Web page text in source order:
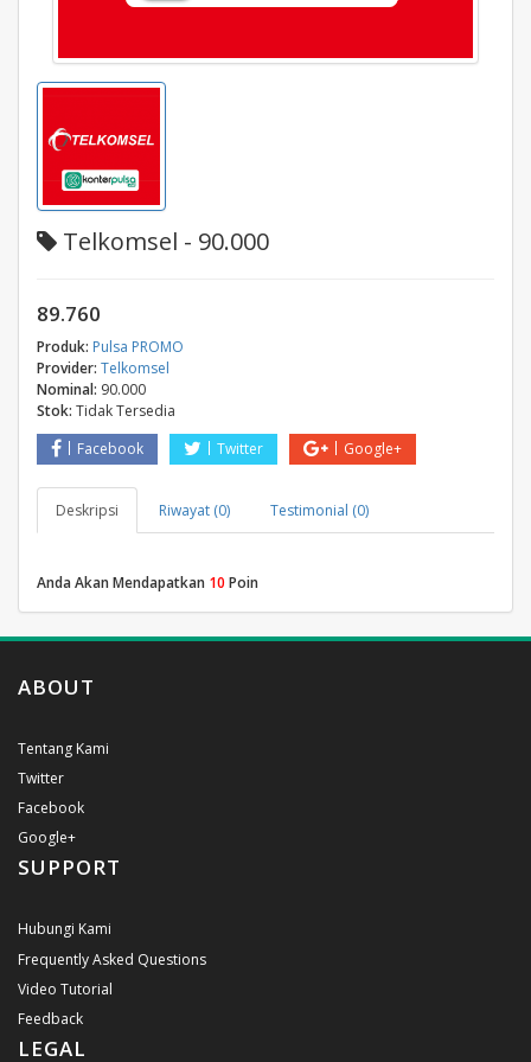
Telkomsel - 90.000
89.760
Produk: Pulsa PROMO
Provider: Telkomsel
Nominal: 90.000
Stok: Tidak Tersedia
Facebook
Twitter Google+
Deskripsi Riwayat (0) Testimonial (0)
Anda Akan Mendapatkan 10 Poin
ABOUT
Tentang Kami
Twitter
Facebook
Google+
SUPPORT
Hubungi Kami
Frequently Asked Questions
Video Tutorial
Feedback
LEGAL